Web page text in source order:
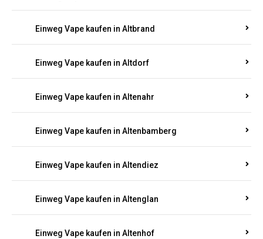
Einweg Vape kaufen in Altbrand
Einweg Vape kaufen in Altdorf
Einweg Vape kaufen in Altenahr
Einweg Vape kaufen in Altenbamberg
Einweg Vape kaufen in Altendiez
Einweg Vape kaufen in Altenglan
Einweg Vape kaufen in Altenhof